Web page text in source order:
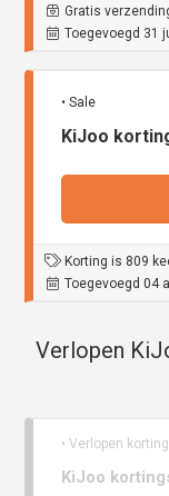
Gratis
Toegevoegd 31
• Sale
KiJoo
Korting is 809
Toegevoegd 04
Verlopen
• Verlopen korting
KiJoo